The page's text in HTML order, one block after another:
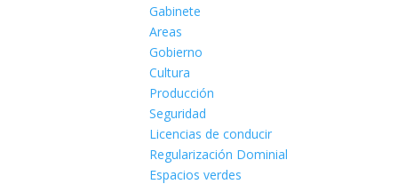
Gabinete
Areas
Gobierno
Cultura
Producción
Seguridad
Licencias de conducir
Regularización Dominial
Espacios verdes